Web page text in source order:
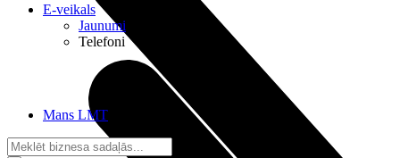
E-veikals
Jaunumi
Telefoni
Mans LMT